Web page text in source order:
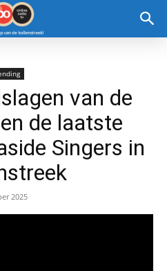
van de
de laatste
Singers in
2025